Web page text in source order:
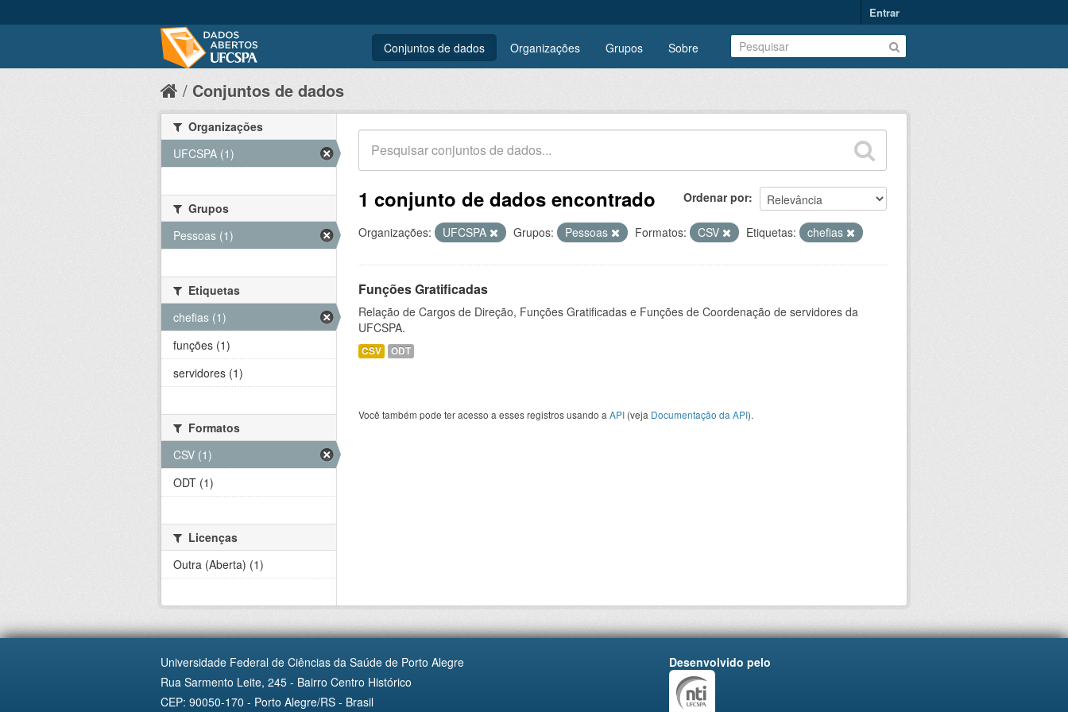
Entrar
Conjuntos de dados Organizações Grupos Sobre
Conjuntos de dados
Ordenar por
1 conjunto de dados encontrado
Organizações: UFCSPA Grupos: Pessoas Formatos: CSV Etiquetas: chefias
Funções Gratificadas
Relação de Cargos de Direção, Funções Gratificadas e Funções de Coordenação de servidores da
UFCSPA.
CSV ODT
Você também pode ter acesso a esses registros usando a API (veja Documentação da API).
Organizações
UFCSPA (1)
Grupos
Pessoas (1)
Etiquetas
chefias (1)
funções (1)
servidores (1)
Formatos
CSV (1)
ODT (1)
Licenças
Outra (Aberta) (1)
Universidade Federal de Ciências da Saúde de Porto Alegre
Rua Sarmento Leite, 245 - Bairro Centro Histórico
CEP: 90050-170 - Porto Alegre/RS - Brasil
Desenvolvido pelo